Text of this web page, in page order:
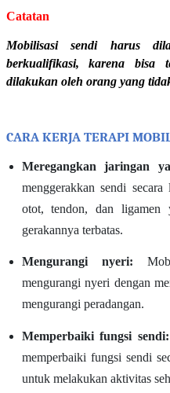
Catatan
Mobilisasi sendi harus
berkualifikasi, karena bisa
dilakukan oleh orang yang
CARA KERJA TERAPI
Meregangkan jaringan
menggerakkan sendi
otot, tendon, dan ligamen
gerakannya terbatas.
Mengurangi nyeri:
mengurangi nyeri dengan
mengurangi peradangan.
Memperbaiki fungsi sendi:
memperbaiki fungsi sendi
untuk melakukan aktivitas